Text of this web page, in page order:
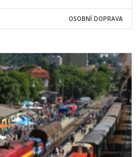
OSOBNÍ DOPRAVA